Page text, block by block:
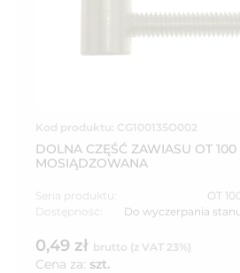
Kod produktu: CG100135O002
DOLNA CZĘŚĆ ZAWIASU OT
MOSIĄDZOWANA
Seria produktu:
OT
Dostępność:
Do wyczerpania
0,49 zł brutto (z VAT 23%)
Cena za: szt.